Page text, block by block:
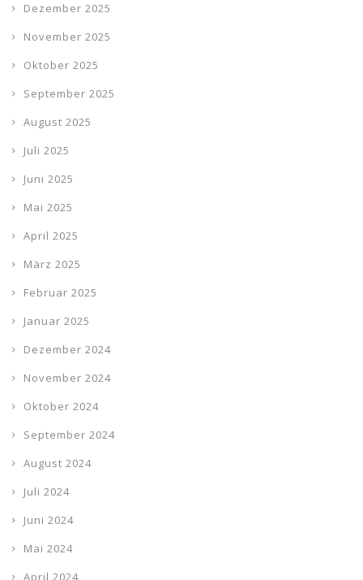
Dezember 2025
November 2025
Oktober 2025
September 2025
August 2025
Juli 2025
Juni 2025
Mai 2025
April 2025
März 2025
Februar 2025
Januar 2025
Dezember 2024
November 2024
Oktober 2024
September 2024
August 2024
Juli 2024
Juni 2024
Mai 2024
April 2024